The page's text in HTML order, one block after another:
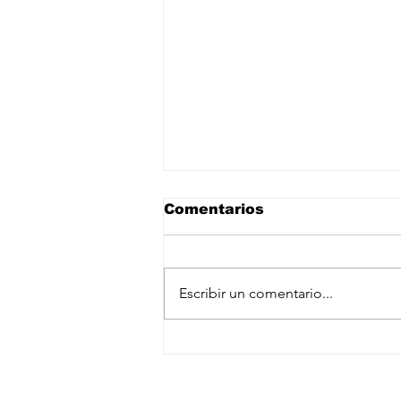
Comentarios
Escribir un comentario...